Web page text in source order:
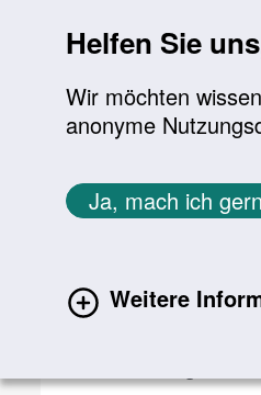
Helfen Sie
Wir möchten
anonyme
Ja, mach ich gern
Weitere
Sie befinden sich
Startseite Aktuelles
Aktuelle Meldungen